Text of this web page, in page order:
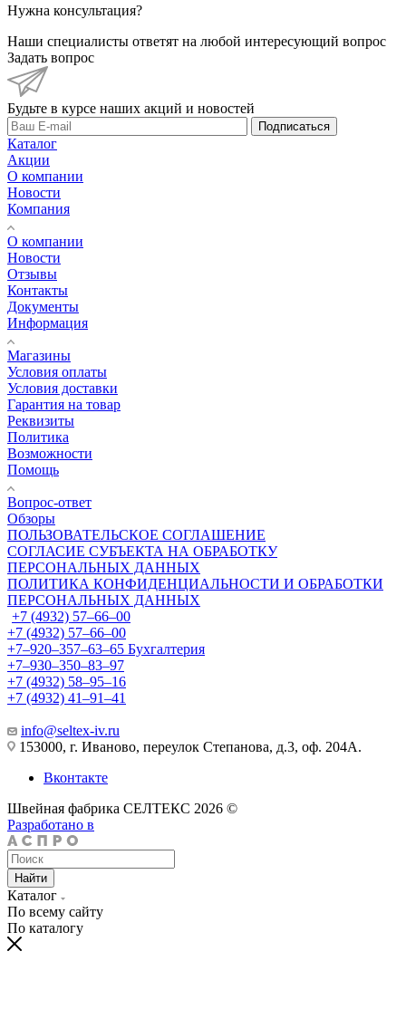
Нужна консультация?
Наши специалисты ответят на любой интересующий вопрос
Задать вопрос
Будьте в курсе наших акций и новостей
Подписаться
Каталог
Акции
О компании
Новости
Компания
О компании
Новости
Отзывы
Контакты
Документы
Информация
Магазины
Условия оплаты
Условия доставки
Гарантия на товар
Реквизиты
Политика
Возможности
Помощь
Вопрос-ответ
Обзоры
ПОЛЬЗОВАТЕЛЬСКОЕ СОГЛАШЕНИЕ
СОГЛАСИЕ СУБЪЕКТА НА ОБРАБОТКУ
ПЕРСОНАЛЬНЫХ ДАННЫХ
ПОЛИТИКА КОНФИДЕНЦИАЛЬНОСТИ И ОБРАБОТКИ
ПЕРСОНАЛЬНЫХ ДАННЫХ
+7 (4932) 57‒66‒00
+7 (4932) 57‒66‒00
+7‒920‒357‒63‒65 Бухгалтерия
+7‒930‒350‒83‒97
+7 (4932) 58‒95‒16
+7 (4932) 41‒91‒41
info@seltex-iv.ru
153000, г. Иваново, переулок Степанова, д.3, оф. 204А.
Вконтакте
Швейная фабрика СЕЛТЕКС 2026 ©
Разработано в
Найти
Каталог
По всему сайту
По каталогу